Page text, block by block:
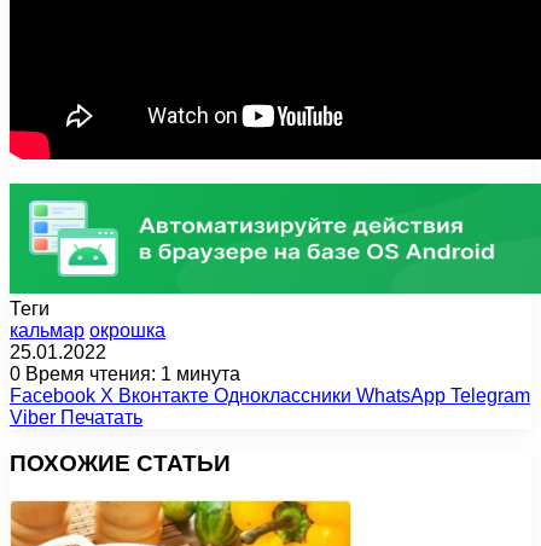
Теги
кальмар окрошка
25.01.2022
0 Время чтения: 1 минута
Facebook X Вконтакте Одноклассники WhatsApp Telegram
Viber Печатать
ПОХОЖИЕ СТАТЬИ